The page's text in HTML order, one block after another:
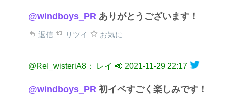
@windboys_PR ありがとうございます！
返信 リツイ お気に
@ReI_wisteriA8： レイ 🍥 2021-11-29 22:17
@windboys_PR 初イベすごく楽しみです！